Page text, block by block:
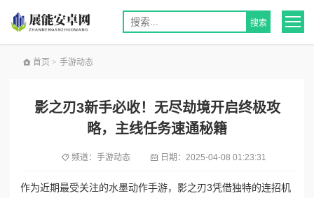
首页 > 手游动态
影之刃3新手必收！无尽劫境开启终极攻
略，主线任务速通秘籍
频道： 手游动态 日期： 2025-04-08 01:23:31
作为近期最受关注的水墨动作手游，影之刃3凭借独特的连招机